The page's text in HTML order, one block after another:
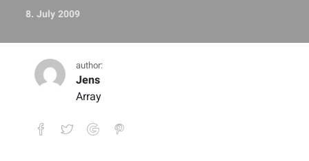
8. July 2009
author:
Jens
Array